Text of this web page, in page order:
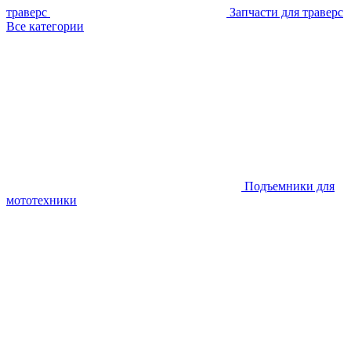
траверс
Запчасти для траверс
Все категории
Подъемники для
мототехники